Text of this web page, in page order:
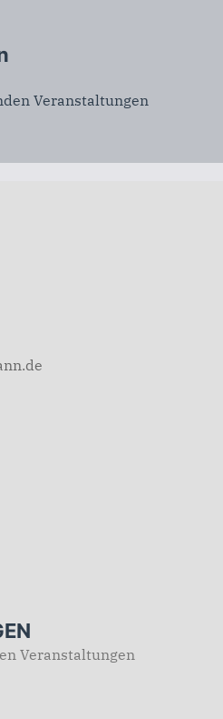
Veranstaltungen
Veranstaltungen